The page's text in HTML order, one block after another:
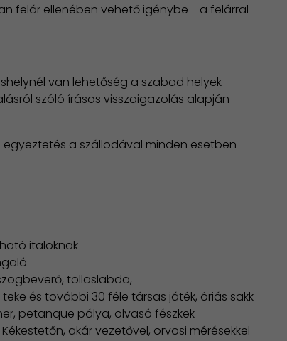
felár ellenében vehető igénybe - a felárral
van lehetőség a szabad helyek
szóló írásos visszaigazolás alapján
a szállodával minden esetben
italoknak
tollaslabda,
és további 30 féle társas játék, óriás sakk
petanque pálya, olvasó fészkek
akár vezetővel, orvosi mérésekkel